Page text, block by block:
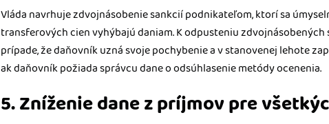
Vláda navrhuje zdvojnásobenie sankcií podnikateľom, ktorí sa
transferových cien vyhýbajú daniam. K odpusteniu
prípade, že daňovník uzná svoje pochybenie a v stanovenej lehote
ak daňovník požiada správcu dane o odsúhlasenie metódy ocenenia.
5. Zníženie dane z príjmov pre